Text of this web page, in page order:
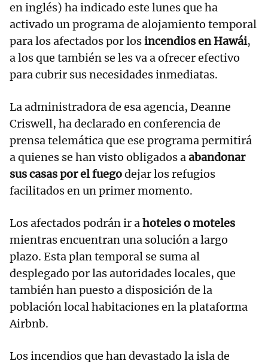
en inglés) ha indicado este lunes que ha
activado un programa de alojamiento temporal
para los afectados por losincendios en Hawái,
a los que también se les va a ofrecer efectivo
para cubrir sus necesidades inmediatas.
La administradora de esa agencia, Deanne
Criswell, ha declarado en conferencia de
prensa telemática que ese programa permitirá
a quienes se han visto obligados aabandonar
sus casas por el fuegodejar los refugios
facilitados en un primer momento.
Los afectados podrán ir ahoteles o moteles
mientras encuentran una solución a largo
plazo. Esta plan temporal se suma al
desplegado por las autoridades locales, que
también han puesto a disposición de la
población local habitaciones en la plataforma
Airbnb.
Los incendios que han devastado la isla de